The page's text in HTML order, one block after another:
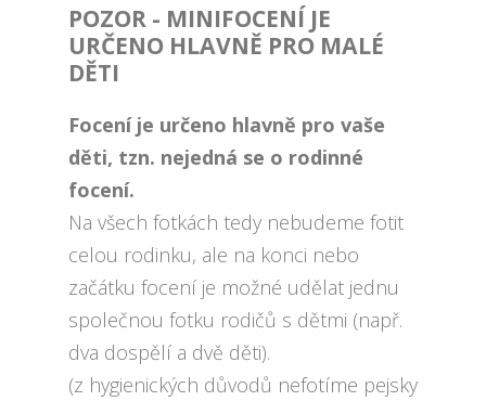
POZOR - MINIFOCENÍ JE
URČENO HLAVNĚ PRO MALÉ
DĚTI
Focení je určeno hlavně pro vaše
děti, tzn. nejedná se o rodinné
focení.
Na všech fotkách tedy nebudeme fotit
celou rodinku, ale na konci nebo
začátku focení je možné udělat jednu
společnou fotku rodičů s dětmi (např.
dva dospělí a dvě děti).
(z hygienických důvodů nefotíme pejsky